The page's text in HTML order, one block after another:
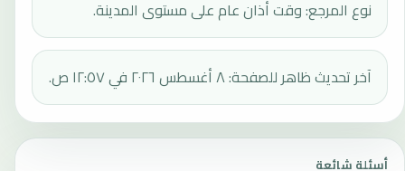
نوع المرجع: وقت أذان عام على مستوى المدينة.
آخر تحديث ظاهر للصفحة: ٨ أغسطس ٢٠٢٦ في ١٢:٥٧ ص.
أسئلة شائعة